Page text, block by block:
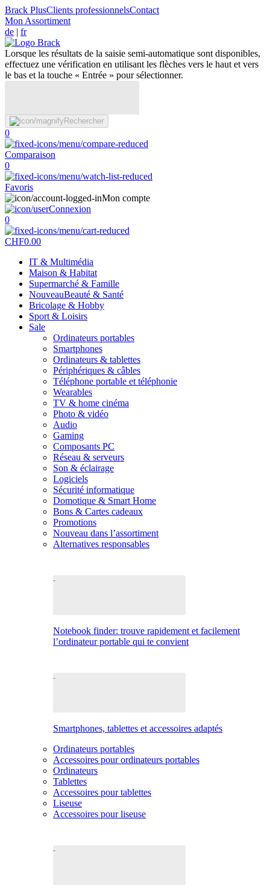
Brack PlusClients professionnelsContact
Mon Assortiment
de | fr
Lorsque les résultats de la saisie semi-automatique sont disponibles,
effectuez une vérification en utilisant les flèches vers le haut et vers
le bas et la touche « Entrée » pour sélectionner.
Rechercher
0
Comparaison
0
Favoris
Mon compte
Connexion
0
CHF0.00
IT & Multimédia
Maison & Habitat
Supermarché & Famille
NouveauBeauté & Santé
Bricolage & Hobby
Sport & Loisirs
Sale
Ordinateurs portables
Smartphones
Ordinateurs & tablettes
Périphériques & câbles
Téléphone portable et téléphonie
Wearables
TV & home cinéma
Photo & vidéo
Audio
Gaming
Composants PC
Réseau & serveurs
Son & éclairage
Logiciels
Sécurité informatique
Domotique & Smart Home
Bons & Cartes cadeaux
Promotions
Nouveau dans l’assortiment
Alternatives responsables
Notebook finder: trouve rapidement et facilement
l’ordinateur portable qui te convient
Smartphones, tablettes et accessoires adaptés
Ordinateurs portables
Accessoires pour ordinateurs portables
Ordinateurs
Tablettes
Accessoires pour tablettes
Liseuse
Accessoires pour liseuse